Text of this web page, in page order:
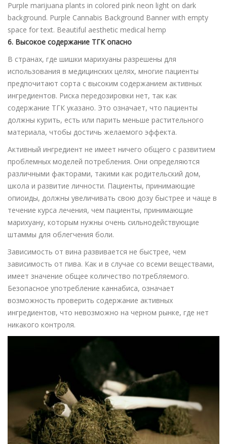
Purple marijuana plants in colored pink neon light on dark
background. Purple Cannabis Background Banner with empty
space for text. Beautiful aesthetic medical hemp
6. Высокое содержание ТГК опасно
В странах, где шишки марихуаны разрешены для
использования в медицинских целях, многие пациенты
предпочитают сорта с высоким содержанием активных
ингредиентов. Риска передозировки нет, так как
содержание ТГК указано. Это означает, что пациенты
должны курить, есть или парить меньше растительного
материала, чтобы достичь желаемого эффекта.
Активный ингредиент не имеет ничего общего с развитием
проблемных моделей потребления. Они определяются
различными факторами, такими как родительский дом,
школа и развитие личности. Пациенты, принимающие
опиоиды, должны увеличивать свою дозу быстрее и чаще в
течение курса лечения, чем пациенты, принимающие
марихуану, которым нужны очень сильнодействующие
штаммы для облегчения боли.
Зависимость от вина развивается не быстрее, чем
зависимость от пива. Как и в случае со всеми веществами,
имеет значение общее количество потребляемого.
Безопасное употребление каннабиса, означает
возможность проверить содержание активных
ингредиентов, что невозможно на черном рынке, где нет
никакого контроля.